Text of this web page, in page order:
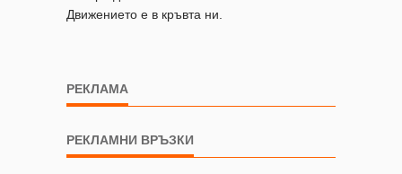
Движението е в кръвта ни.
РЕКЛАМА
РЕКЛАМНИ ВРЪЗКИ